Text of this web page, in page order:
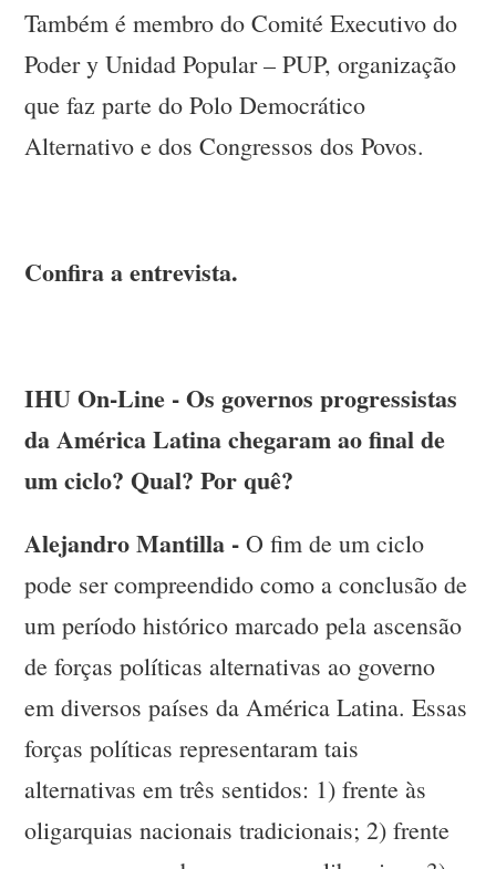
Também é membro do Comité Executivo do
Poder y Unidad Popular – PUP, organização
que faz parte do Polo Democrático
Alternativo e dos Congressos dos Povos.
Confira a entrevista.
IHU On-Line - Os governos progressistas
da América Latina chegaram ao final de
um ciclo? Qual? Por quê?
Alejandro Mantilla -O fim de um ciclo
pode ser compreendido como a conclusão de
um período histórico marcado pela ascensão
de forças políticas alternativas ao governo
em diversos países da América Latina. Essas
forças políticas representaram tais
alternativas em três sentidos: 1) frente às
oligarquias nacionais tradicionais; 2) frente